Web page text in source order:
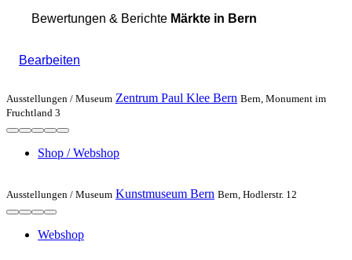
Bewertungen & Berichte Märkte in Bern
Bearbeiten
Ausstellungen / Museum Zentrum Paul Klee Bern Bern, Monument im
Fruchtland 3
Shop / Webshop
Ausstellungen / Museum Kunstmuseum Bern Bern, Hodlerstr. 12
Webshop